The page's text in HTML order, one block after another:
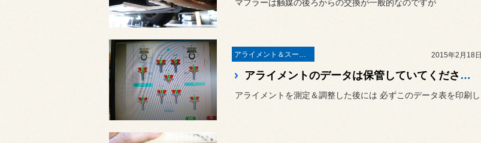
マフラーは触媒の後ろからの交換が一般的なのですが
アライメント＆スーパーアライメント 2015年2月18日
アライメントのデータは保管していてくださいね。